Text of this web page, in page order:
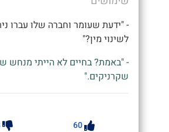
- "ידעת שעומר וחברה שלו עברו
לשינוי מין?"
- "באמת? בחיים לא הייתי מנחש
שקרניקים."
60